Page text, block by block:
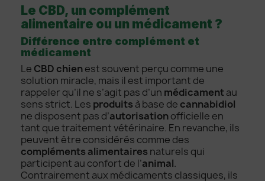
Le CBD, un complément
alimentaire ou un médicament ?
Différence entre complément et
médicament
Le CBD chienest souvent perçu comme une
solution miracle, mais il est important de
rappeler qu’il ne s’agit pas d’un médicamentau
sens strict. Les produits à base de cannabidiol
ne disposent pas d’autorisationofficielle en
tant que traitement vétérinaire. En revanche, ils
peuvent être considérés comme des
compléments alimentaires naturels qui
participent au confort de l’animal.
Contrairement aux médicaments classiques, ils